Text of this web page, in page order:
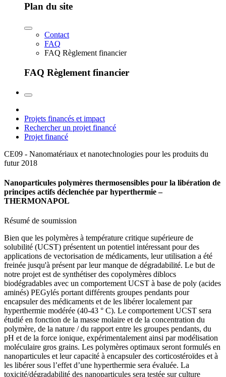
Plan du site
Contact
FAQ
FAQ Règlement financier
FAQ Règlement financier
Projets financés et impact
Rechercher un projet financé
Projet financé
CE09 - Nanomatériaux et nanotechnologies pour les produits du
futur 2018
Nanoparticules polymères thermosensibles pour la libération de
principes actifs déclenchée par hyperthermie –
THERMONAPOL
Résumé de soumission
Bien que les polymères à température critique supérieure de
solubilité (UCST) présentent un potentiel intéressant pour des
applications de vectorisation de médicaments, leur utilisation a été
freinée jusqu'à présent par leur manque de dégradabilité. Le but de
notre projet est de synthétiser des copolymères diblocs
biodégradables avec un comportement UCST à base de poly (acides
aminés) PEGylés portant différents groupes pendants pour
encapsuler des médicaments et de les libérer localement par
hyperthermie modérée (40-43 ° C). Le comportement UCST sera
étudié en fonction de la masse molaire et de la concentration du
polymère, de la nature / du rapport entre les groupes pendants, du
pH et de la force ionique, expérimentalement ainsi par modélisation
moléculaire gros grains. Les polymères optimaux seront formulés en
nanoparticules et leur capacité à encapsuler des corticostéroïdes et à
les libérer sous l’effet d’une hyperthermie sera évaluée. La
toxicité/dégradabilité des nanoparticules sera testée sur culture